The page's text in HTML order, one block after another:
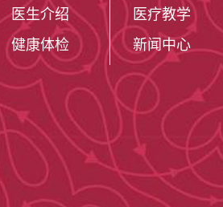
医生介绍
健康体检
医疗教学
新闻中心